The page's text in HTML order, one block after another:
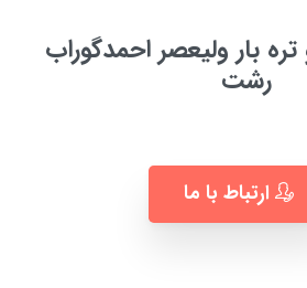
بار ولیعصر احمدگوراب
رشت
ارتباط با ما